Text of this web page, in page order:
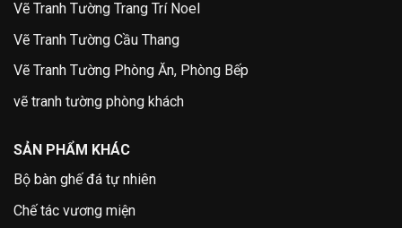
Vẽ Tranh Tường Trang Trí Noel
Vẽ Tranh Tường Cầu Thang
Vẽ Tranh Tường Phòng Ăn, Phòng Bếp
vẽ tranh tường phòng khách
SẢN PHẨM KHÁC
Bộ bàn ghế đá tự nhiên
Chế tác vương miện